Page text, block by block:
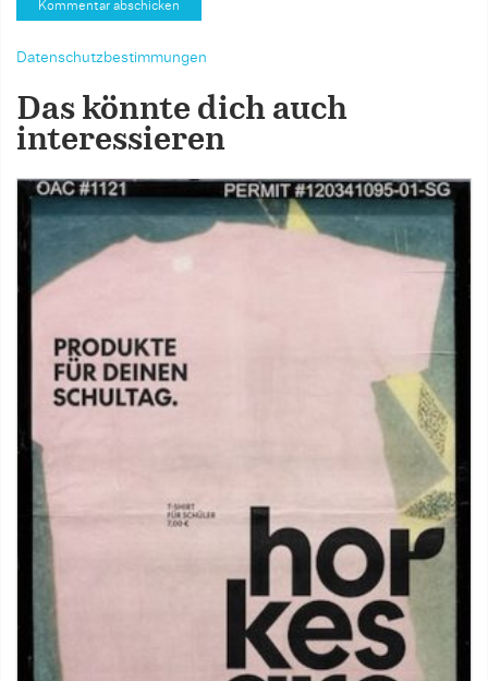
Datenschutzbestimmungen
Das könnte dich auch
interessieren